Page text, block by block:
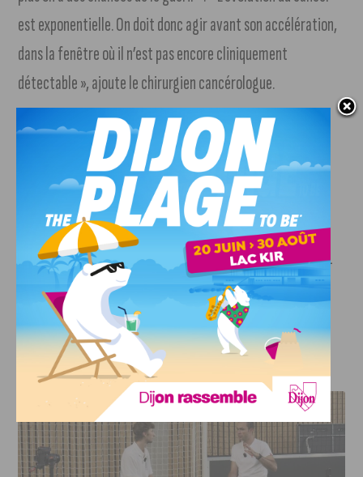
est exponentielle. On doit donc agir avant son accélération,
dans la fenêtre où il n’est pas encore cliniquement
détectable », ajoute le chirurgien cancérologue.
Un acte gratuit et accessible
La mammographie est prise en charge à 100 % en tiers
payant. Le rendez-vous est pris sous trois mois. « En cas
d’anomalie clinique, le CGFL s’engage à voir dans les dix
jours », précise le Professeur. « 95 % de la population côte-
d’orienne habite à 30 minutes d’un centre de dépistage, et
60 % à moins de 10 minutes », rappelle Lilian Vachon.
J'AIME LE DFCO